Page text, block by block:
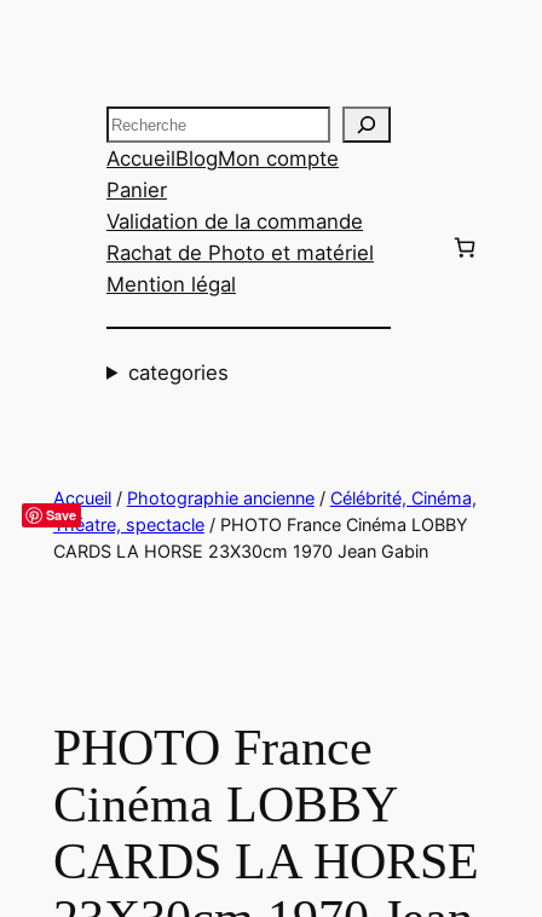
Recherche
AccueilBlogMon compte
Panier
Validation de la commande
Rachat de Photo et matériel
Mention légal
categories
Save
Accueil/ Photographie ancienne/ Célébrité, Cinéma,
Théatre, spectacle/ PHOTO France Cinéma LOBBY
CARDS LA HORSE 23X30cm 1970 Jean Gabin
PHOTO France
Cinéma LOBBY
CARDS LA HORSE